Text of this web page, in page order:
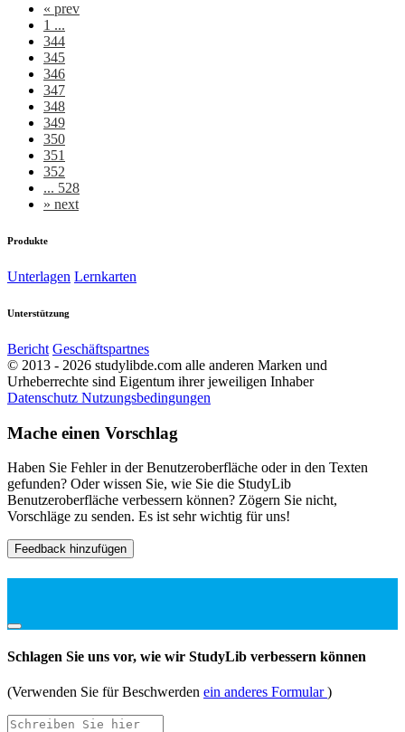
« prev
1 ...
344
345
346
347
348
349
350
351
352
... 528
» next
Produkte
Unterlagen Lernkarten
Unterstützung
Bericht Geschäftspartnes
© 2013 - 2026 studylibde.com alle anderen Marken und
Urheberrechte sind Eigentum ihrer jeweiligen Inhaber
Datenschutz Nutzungsbedingungen
Mache einen Vorschlag
Haben Sie Fehler in der Benutzeroberfläche oder in den Texten
gefunden? Oder wissen Sie, wie Sie die StudyLib
Benutzeroberfläche verbessern können? Zögern Sie nicht,
Vorschläge zu senden. Es ist sehr wichtig für uns!
Feedback hinzufügen
Schlagen Sie uns vor, wie wir StudyLib verbessern können
(Verwenden Sie für Beschwerden ein anderes Formular)